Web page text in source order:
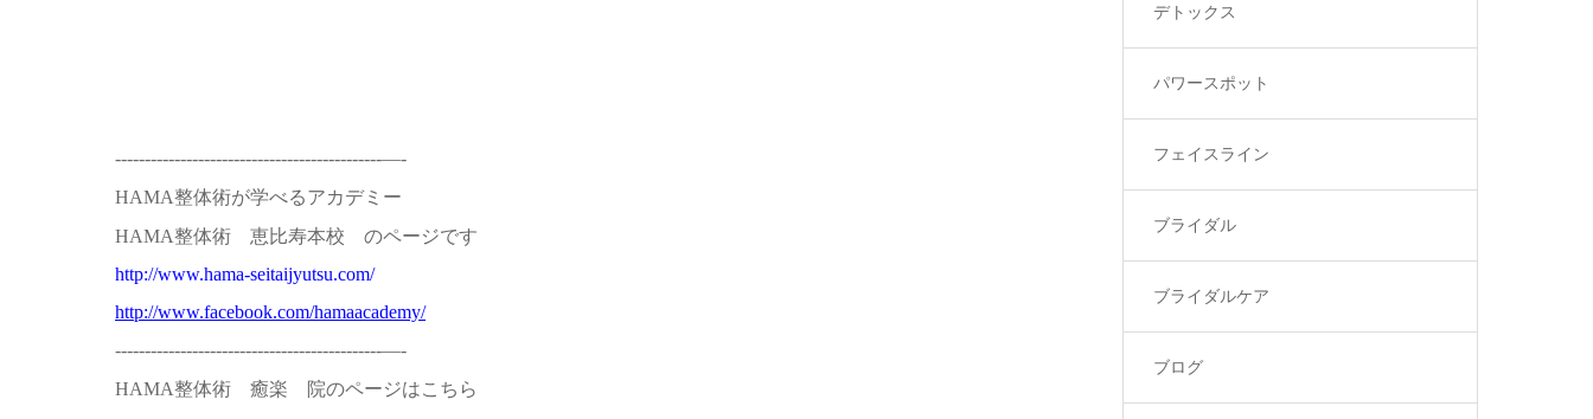
---------------------------------------------—-
HAMA整体術が学べるアカデミー
HAMA整体術 恵比寿本校 のページです
http://www.hama-seitaijyutsu.com/
http://www.facebook.com/hamaacademy/
---------------------------------------------—-
HAMA整体術 癒楽 院のページはこちら
デトックス
パワースポット
フェイスライン
ブライダル
ブライダルケア
ブログ